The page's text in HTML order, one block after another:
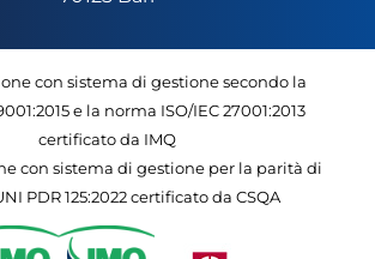
con sistema di gestione secondo la
e la norma ISO/IEC 27001:2013
certificato da IMQ
con sistema di gestione per la parità di
PDR 125:2022 certificato da CSQA